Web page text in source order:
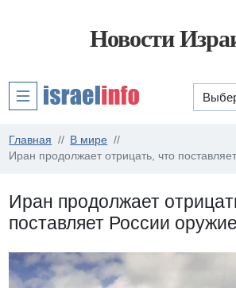
Новости
Главная
В мире
Иран продолжает отрицать, что
Иран продолжает
поставляет России оружие